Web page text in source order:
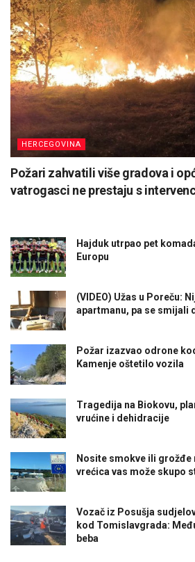
HERCEGOVINA
Požari zahvatili više gradova i
vatrogasci ne prestaju s
Hajduk utrpao pet
Europu
(VIDEO) Užas u Poreču:
apartmanu, pa se smijali
Požar izazvao odrone
Kamenje oštetilo vozila
Tragedija na Biokovu,
vrućine i dehidracije
Nosite smokve ili grožđe
vrećica vas može skupo
Vozač iz Posušja
kod Tomislavgrada:
beba